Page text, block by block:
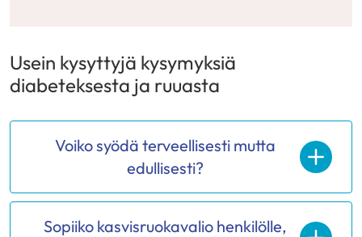
Usein kysyttyjä kysymyksiä
diabeteksesta ja ruuasta
Voiko syödä terveellisesti mutta
edullisesti?
Sopiiko kasvisruokavalio henkilölle,